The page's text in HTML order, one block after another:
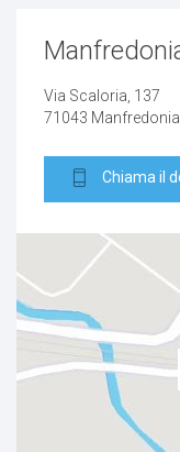
Proctite
Ragade
Cheratosi
Tumori
Cancro
Via Scaloria, 137
71043
Chiama il